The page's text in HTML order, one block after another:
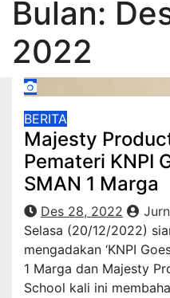
Bulan:
2022
BERITA
Majesty
Pemateri KNPI
SMAN 1 Marga
Des 28, 2022
Selasa (20/12/2022)
mengadakan ‘KNPI
1 Marga dan Majesty
School kali ini